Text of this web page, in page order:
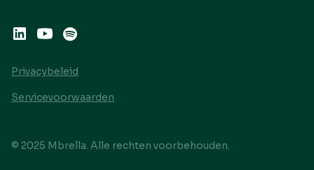
© 2025 Mbrella. Alle rechten voorbehouden.
Privacybeleid
Servicevoorwaarden